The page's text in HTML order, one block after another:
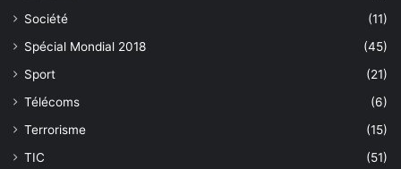
Société
(11)
Spécial Mondial 2018
(45)
Sport
(21)
Télécoms
(6)
Terrorisme
(15)
TIC
(51)